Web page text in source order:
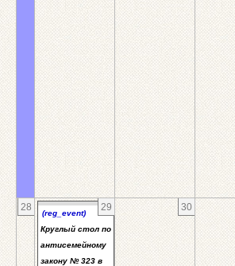
28 29
(reg_event)
Круглый стол по
антисемейному
закону № 323 в
30